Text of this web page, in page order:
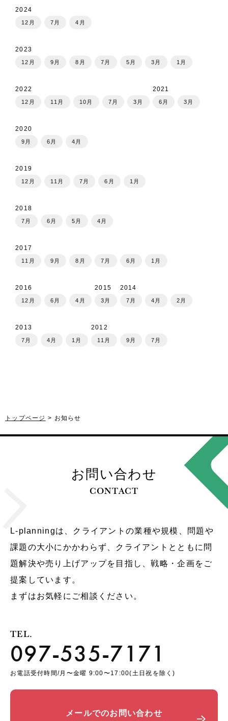
2024
12月 7月 4月
2023
12月 9月 8月 7月 5月 3月 1月
2022
12月 11月 10月 7月 3月
2021
6月 3月
2020
9月 6月 4月
2019
12月 11月 7月 6月 1月
2018
7月 6月 5月 4月
2017
11月 9月 8月 7月 6月 1月
2016
12月 6月 4月
2015
3月
2014
7月 4月 2月
2013
7月 4月 1月
2012
11月 9月 7月
トップページ お知らせ
お問い合わせ
CONTACT
L-planningは、クライアントの業種や規模、問題や
課題の大小にかかわらず、クライアントとともに問
題解決や売り上げアップを目指し、戦略・企画をご
提案しています。
まずはお気軽にご相談ください。
TEL.
097-535-7171
お電話受付時間/月〜金曜 9:00〜17:00(土日祝を除く)
メールでのお問い合わせ